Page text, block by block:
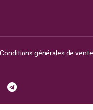
Conditions générales de vente
telegram